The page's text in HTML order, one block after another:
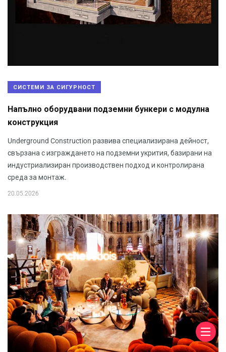
СИСТЕМИ ЗА СИГУРНОСТ
Напълно оборудвани подземни бункери с модулна
конструкция
Underground Construction развива специализирана дейност,
свързана с изграждането на подземни укрития, базирани на
индустриализиран производствен подход и контролирана
среда за монтаж.
20.05.2026